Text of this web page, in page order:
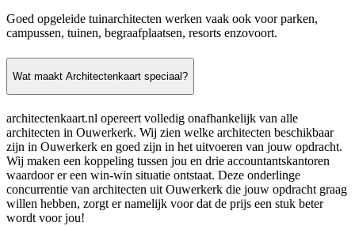
Goed opgeleide tuinarchitecten werken vaak ook voor parken,
campussen, tuinen, begraafplaatsen, resorts enzovoort.
Wat maakt Architectenkaart speciaal?
architectenkaart.nl opereert volledig onafhankelijk van alle
architecten in Ouwerkerk. Wij zien welke architecten beschikbaar
zijn in Ouwerkerk en goed zijn in het uitvoeren van jouw opdracht.
Wij maken een koppeling tussen jou en drie accountantskantoren
waardoor er een win-win situatie ontstaat. Deze onderlinge
concurrentie van architecten uit Ouwerkerk die jouw opdracht graag
willen hebben, zorgt er namelijk voor dat de prijs een stuk beter
wordt voor jou!